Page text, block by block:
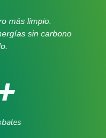
más limpio.
sin carbono